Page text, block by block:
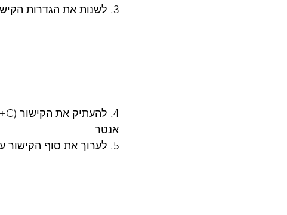
3. לשנות את הגדרות הקישור ל"כל מי שיש לו את הקישור" (Anyone with the link)
אנטר
5. לערוך את סוף הקישור על ידי החלפת המילה "edit" וכל מה שאחריה ב"template/preview"